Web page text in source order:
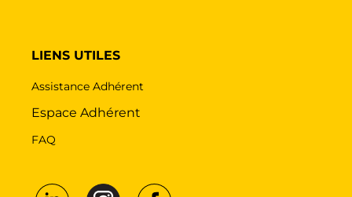
LIENS UTILES
Assistance Adhérent
Espace Adhérent
FAQ